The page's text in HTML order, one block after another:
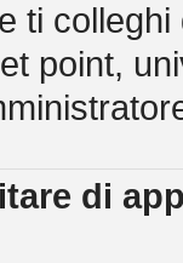
ti
point,
di